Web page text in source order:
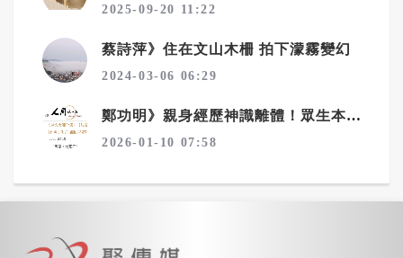
2025-09-20 11:22
蔡詩萍》住在文山木柵 拍下濛霧變幻
2024-03-06 06:29
鄭功明》親身經歷神識離體！眾生本來是佛——宇宙真相在念佛中顯現6——夢境層層疊：心性本源，圓證常寂光
2026-01-10 07:58